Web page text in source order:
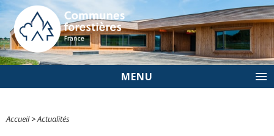
MENU
Accueil>Actualités